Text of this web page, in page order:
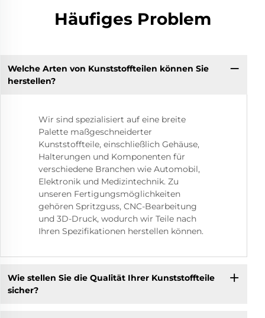
Häufiges Problem
Welche Arten von Kunststoffteilen können Sie
herstellen?
Wir sind spezialisiert auf eine breite
Palette maßgeschneiderter
Kunststoffteile, einschließlich Gehäuse,
Halterungen und Komponenten für
verschiedene Branchen wie Automobil,
Elektronik und Medizintechnik. Zu
unseren Fertigungsmöglichkeiten
gehören Spritzguss, CNC-Bearbeitung
und 3D-Druck, wodurch wir Teile nach
Ihren Spezifikationen herstellen können.
Wie stellen Sie die Qualität Ihrer Kunststoffteile
sicher?